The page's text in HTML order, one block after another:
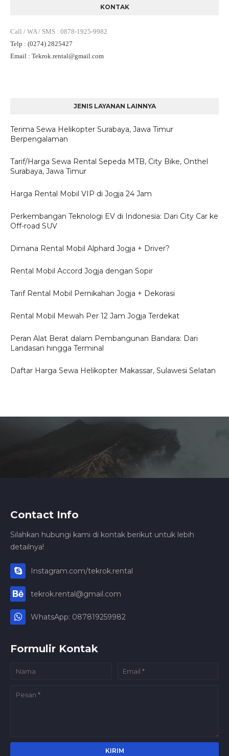
KONTAK
Call / WA / SMS : 0878-1925-9982
Telp : (0274) 2825427
Email : Tekrok.rental@gmail.com
JENIS LAYANAN LAINNYA
Terima Sewa Helikopter Surabaya, Jawa Timur
Berpengalaman
Tarif/Harga Sewa Rental Sepeda MTB, City Bike, Onthel
Surabaya, Jawa Timur
Harga Rental Mobil VIP di Jogja 24 Jam
Perkembangan Teknologi EV di Indonesia: Dari City Car ke
Off-road SUV
Dimana Rental Mobil Alphard Jogja + Driver?
Rental Mobil Accord Jogja dengan Sopir
Tarif Rental Mobil Pernikahan Jogja + Dekorasi
Rental Mobil Mewah Per 12 Jam Jogja Terdekat
Peran Alat Berat dalam Pembangunan Bandara: Dari
Landasan hingga Terminal
Daftar Harga Sewa Helikopter Makassar, Sulawesi Selatan
Contact Info
Silahkan hubungi kami di kontak berikut untuk lebih
detailnya!
Instagram.com/tekrok.rental
tekrok.rental@gmail.com
WhatsApp: 087819259982
Formulir Kontak